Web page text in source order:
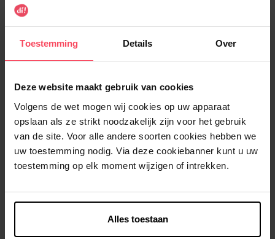
Toestemming Details Over
Deze website maakt gebruik van cookies
Volgens de wet mogen wij cookies op uw apparaat
opslaan als ze strikt noodzakelijk zijn voor het gebruik
van de site. Voor alle andere soorten cookies hebben we
uw toestemming nodig. Via deze cookiebanner kunt u uw
toestemming op elk moment wijzigen of intrekken.
Alles toestaan
Beschrijving